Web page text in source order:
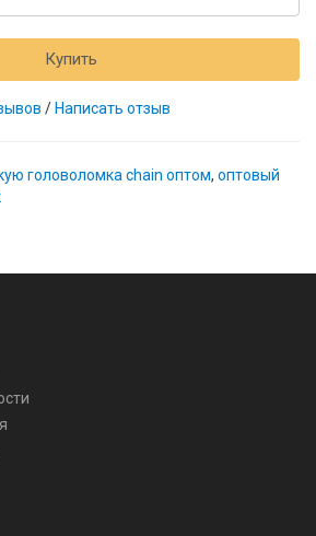
Купить
/ Написать отзыв
головоломка chain оптом, оптовый